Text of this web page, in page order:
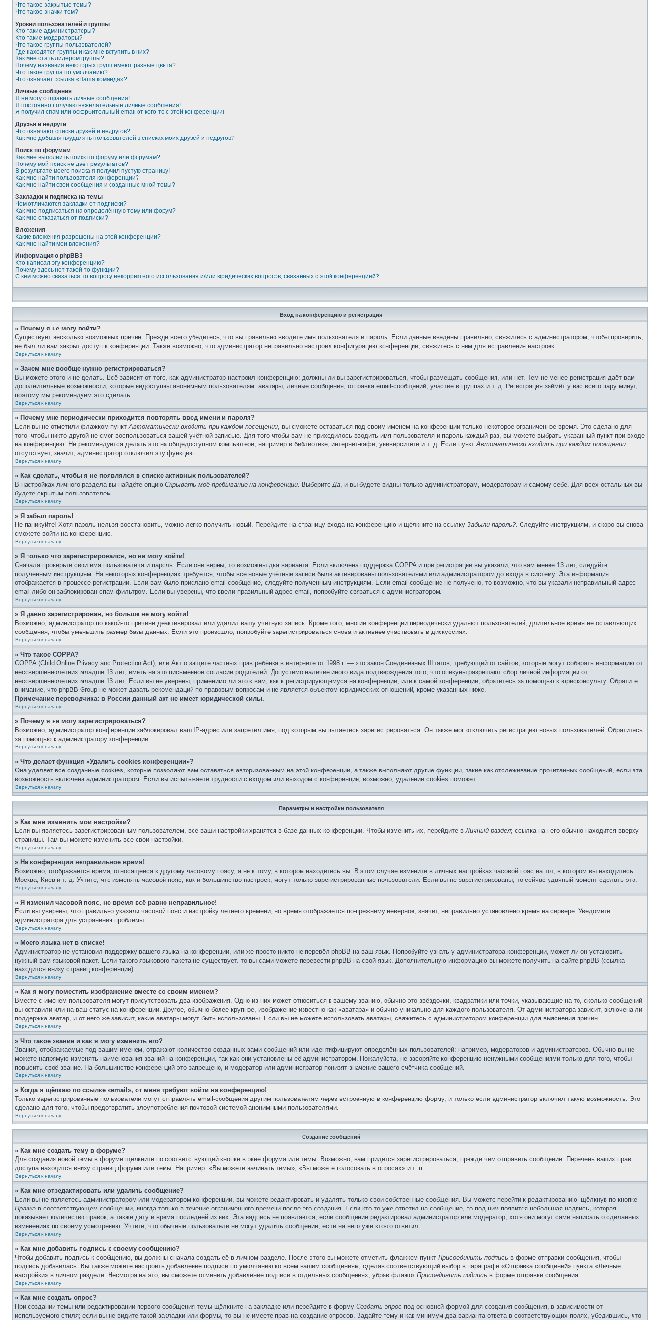
Что такое закрытые темы?
Что такое значки тем?
Уровни пользователей и группы
Кто такие администраторы?
Кто такие модераторы?
Что такое группы пользователей?
Где находятся группы и как мне вступить в них?
Как мне стать лидером группы?
Почему названия некоторых групп имеют разные цвета?
Что такое группа по умолчанию?
Что означает ссылка «Наша команда»?
Личные сообщения
Я не могу отправить личные сообщения!
Я постоянно получаю нежелательные личные сообщения!
Я получил спам или оскорбительный email от кого-то с этой конференции!
Друзья и недруги
Что означают списки друзей и недругов?
Как мне добавлять/удалять пользователей в списках моих друзей и недругов?
Поиск по форумам
Как мне выполнить поиск по форуму или форумам?
Почему мой поиск не даёт результатов?
В результате моего поиска я получил пустую страницу!
Как мне найти пользователя конференции?
Как мне найти свои сообщения и созданные мной темы?
Закладки и подписка на темы
Чем отличаются закладки от подписки?
Как мне подписаться на определённую тему или форум?
Как мне отказаться от подписки?
Вложения
Какие вложения разрешены на этой конференции?
Как мне найти мои вложения?
Информация о phpBB3
Кто написал эту конференцию?
Почему здесь нет такой-то функции?
С кем можно связаться по вопросу некорректного использования и/или юридических вопросов, связанных с этой конференцией?
Вход на конференцию и регистрация
» Почему я не могу войти?
Существует несколько возможных причин. Прежде всего убедитесь, что вы правильно вводите имя пользователя и пароль. Если данные введены правильно, свяжитесь с администратором, чтобы проверить,
не был ли вам закрыт доступ к конференции. Также возможно, что администратор неправильно настроил конфигурацию конференции, свяжитесь с ним для исправления настроек.
Вернуться к началу
» Зачем мне вообще нужно регистрироваться?
Вы можете этого и не делать. Всё зависит от того, как администратор настроил конференцию: должны ли вы зарегистрироваться, чтобы размещать сообщения, или нет. Тем не менее регистрация даёт вам
дополнительные возможности, которые недоступны анонимным пользователям: аватары, личные сообщения, отправка email-сообщений, участие в группах и т. д. Регистрация займёт у вас всего пару минут,
поэтому мы рекомендуем это сделать.
Вернуться к началу
» Почему мне периодически приходится повторять ввод имени и пароля?
Если вы не отметили флажком пунктАвтоматически входить при каждом посещении, вы сможете оставаться под своим именем на конференции только некоторое ограниченное время. Это сделано для
того, чтобы никто другой не смог воспользоваться вашей учётной записью. Для того чтобы вам не приходилось вводить имя пользователя и пароль каждый раз, вы можете выбрать указанный пункт при входе
на конференцию. Не рекомендуется делать это на общедоступном компьютере, например в библиотеке, интернет-кафе, университете и т. д. Если пунктАвтоматически входить при каждом посещении
отсутствует, значит, администратор отключил эту функцию.
Вернуться к началу
» Как сделать, чтобы я не появлялся в списке активных пользователей?
В настройках личного раздела вы найдёте опцию Скрывать моё пребывание на конференции. ВыберитеДа, и вы будете видны только администраторам, модераторам и самому себе. Для всех остальных вы
будете скрытым пользователем.
Вернуться к началу
» Я забыл пароль!
Не паникуйте! Хотя пароль нельзя восстановить, можно легко получить новый. Перейдите на страницу входа на конференцию и щёлкните на ссылку Забыли пароль?. Следуйте инструкциям, и скоро вы снова
сможете войти на конференцию.
Вернуться к началу
» Я только что зарегистрировался, но не могу войти!
Сначала проверьте свои имя пользователя и пароль. Если они верны, то возможны два варианта. Если включена поддержка COPPA и при регистрации вы указали, что вам менее 13 лет, следуйте
полученным инструкциям. На некоторых конференциях требуется, чтобы все новые учётные записи были активированы пользователями или администратором до входа в систему. Эта информация
отображается в процессе регистрации. Если вам было прислано email-сообщение, следуйте полученным инструкциям. Если email-сообщение не получено, то возможно, что вы указали неправильный адрес
email либо он заблокирован спам-фильтром. Если вы уверены, что ввели правильный адрес email, попробуйте связаться с администратором.
Вернуться к началу
» Я давно зарегистрирован, но больше не могу войти!
Возможно, администратор по какой-то причине деактивировал или удалил вашу учётную запись. Кроме того, многие конференции периодически удаляют пользователей, длительное время не оставляющих
сообщения, чтобы уменьшить размер базы данных. Если это произошло, попробуйте зарегистрироваться снова и активнее участвовать в дискуссиях.
Вернуться к началу
» Что такое COPPA?
COPPA (Child Online Privacy and Protection Act), или Акт о защите частных прав ребёнка в интернете от 1998 г. — это закон Соединённых Штатов, требующий от сайтов, которые могут собирать информацию от
несовершеннолетних младше 13 лет, иметь на это письменное согласие родителей. Допустимо наличие иного вида подтверждения того, что опекуны разрешают сбор личной информации от
несовершеннолетних младше 13 лет. Если вы не уверены, применимо ли это к вам, как к регистрирующемуся на конференции, или к самой конференции, обратитесь за помощью к юрисконсульту. Обратите
внимание, что phpBB Group не может давать рекомендаций по правовым вопросам и не является объектом юридических отношений, кроме указанных ниже.
Примечание переводчика: в России данный акт не имеет юридической силы.
Вернуться к началу
» Почему я не могу зарегистрироваться?
Возможно, администратор конференции заблокировал ваш IP-адрес или запретил имя, под которым вы пытаетесь зарегистрироваться. Он также мог отключить регистрацию новых пользователей. Обратитесь
за помощью к администратору конференции.
Вернуться к началу
» Что делает функция «Удалить cookies конференции»?
Она удаляет все созданные cookies, которые позволяют вам оставаться авторизованным на этой конференции, а также выполняют другие функции, такие как отслеживание прочитанных сообщений, если эта
возможность включена администратором. Если вы испытываете трудности с входом или выходом с конференции, возможно, удаление cookies поможет.
Вернуться к началу
Параметры и настройки пользователя
» Как мне изменить мои настройки?
Если вы являетесь зарегистрированным пользователем, все ваши настройки хранятся в базе данных конференции. Чтобы изменить их, перейдите вЛичный раздел; ссылка на него обычно находится вверху
страницы. Там вы можете изменить все свои настройки.
Вернуться к началу
» На конференции неправильное время!
Возможно, отображается время, относящееся к другому часовому поясу, а не к тому, в котором находитесь вы. В этом случае измените в личных настройках часовой пояс на тот, в котором вы находитесь:
Москва, Киев и т. д. Учтите, что изменять часовой пояс, как и большинство настроек, могут только зарегистрированные пользователи. Если вы не зарегистрированы, то сейчас удачный момент сделать это.
Вернуться к началу
» Я изменил часовой пояс, но время всё равно неправильное!
Если вы уверены, что правильно указали часовой пояс и настройку летнего времени, но время отображается по-прежнему неверное, значит, неправильно установлено время на сервере. Уведомите
администратора для устранения проблемы.
Вернуться к началу
» Моего языка нет в списке!
Администратор не установил поддержку вашего языка на конференции, или же просто никто не перевёл phpBB на ваш язык. Попробуйте узнать у администратора конференции, может ли он установить
нужный вам языковой пакет. Если такого языкового пакета не существует, то вы сами можете перевести phpBB на свой язык. Дополнительную информацию вы можете получить на сайте phpBB (ссылка
находится внизу страниц конференции).
Вернуться к началу
» Как я могу поместить изображение вместе со своим именем?
Вместе с именем пользователя могут присутствовать два изображения. Одно из них может относиться к вашему званию, обычно это звёздочки, квадратики или точки, указывающие на то, сколько сообщений
вы оставили или на ваш статус на конференции. Другое, обычно более крупное, изображение известно как «аватара» и обычно уникально для каждого пользователя. От администратора зависит, включена ли
поддержка аватар, и от него же зависит, какие аватары могут быть использованы. Если вы не можете использовать аватары, свяжитесь с администратором конференции для выяснения причин.
Вернуться к началу
» Что такое звание и как я могу изменить его?
Звания, отображаемые под вашим именем, отражают количество созданных вами сообщений или идентифицируют определённых пользователей: например, модераторов и администраторов. Обычно вы не
можете напрямую изменять наименования званий на конференции, так как они установлены её администратором. Пожалуйста, не засоряйте конференцию ненужными сообщениями только для того, чтобы
повысить своё звание. На большинстве конференций это запрещено, и модератор или администратор понизят значение вашего счётчика сообщений.
Вернуться к началу
» Когда я щёлкаю по ссылке «email», от меня требуют войти на конференцию!
Только зарегистрированные пользователи могут отправлять email-сообщения другим пользователям через встроенную в конференцию форму, и только если администратор включил такую возможность. Это
сделано для того, чтобы предотвратить злоупотребления почтовой системой анонимными пользователями.
Вернуться к началу
Создание сообщений
» Как мне создать тему в форуме?
Для создания новой темы в форуме щёлкните по соответствующей кнопке в окне форума или темы. Возможно, вам придётся зарегистрироваться, прежде чем отправить сообщение. Перечень ваших прав
доступа находится внизу страниц форума или темы. Например: «Вы можете начинать темы», «Вы можете голосовать в опросах» и т. п.
Вернуться к началу
» Как мне отредактировать или удалить сообщение?
Если вы не являетесь администратором или модератором конференции, вы можете редактировать и удалять только свои собственные сообщения. Вы можете перейти к редактированию, щёлкнув по кнопке
Правка в соответствующем сообщении, иногда только в течение ограниченного времени после его создания. Если кто-то уже ответил на сообщение, то под ним появится небольшая надпись, которая
показывает количество правок, а также дату и время последней из них. Эта надпись не появляется, если сообщение редактировал администратор или модератор, хотя они могут сами написать о сделанных
изменениях по своему усмотрению. Учтите, что обычные пользователи не могут удалить сообщение, если на него уже кто-то ответил.
Вернуться к началу
» Как мне добавить подпись к своему сообщению?
Чтобы добавить подпись к сообщению, вы должны сначала создать её в личном разделе. После этого вы можете отметить флажком пункт Присоединить подпись в форме отправки сообщения, чтобы
подпись добавилась. Вы также можете настроить добавление подписи по умолчанию ко всем вашим сообщениям, сделав соответствующий выбор в параграфе «Отправка сообщений» пункта «Личные
настройки» в личном разделе. Несмотря на это, вы сможете отменить добавление подписи в отдельных сообщениях, убрав флажок Присоединить подпись в форме отправки сообщения.
Вернуться к началу
» Как мне создать опрос?
При создании темы или редактировании первого сообщения темы щёлкните на закладке или перейдите в форму Создать опрос под основной формой для создания сообщения, в зависимости от
используемого стиля; если вы не видите такой закладки или формы, то вы не имеете прав на создание опросов. Задайте тему и как минимум два варианта ответа в соответствующих полях, убедившись, что